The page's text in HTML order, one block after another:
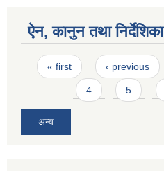
ऐन, कानुन तथा निर्देशिका
Pages
« first ‹ previous
4 5
अन्य